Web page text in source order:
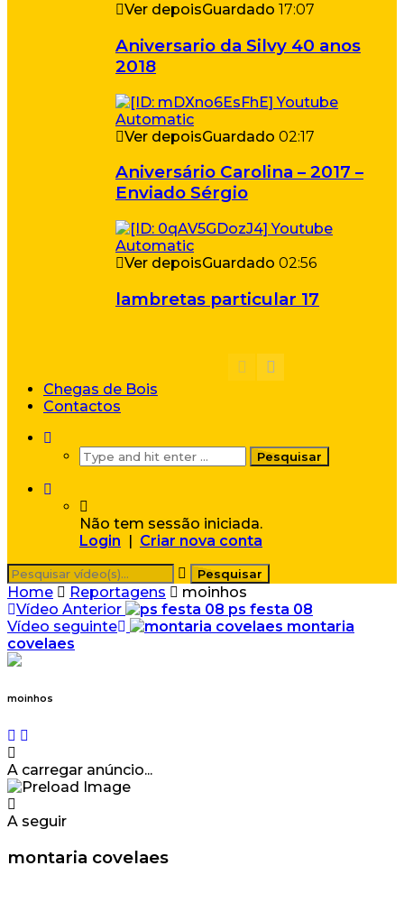
Ver depoisGuardado 17:07
Aniversario da Silvy 40 anos
2018
Ver depoisGuardado 02:17
Aniversário Carolina – 2017 –
Enviado Sérgio
Ver depoisGuardado 02:56
lambretas particular 17
Chegas de Bois
Contactos
Não tem sessão iniciada.
Login
Criar nova conta
Home Reportagens
moinhos
Vídeo Anterior
ps festa 08
Vídeo seguinte
montaria
covelaes
moinhos
A carregar anúncio...
A seguir
montaria covelaes